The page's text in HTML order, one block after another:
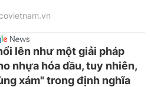
lên như một giải pháp
nhựa hóa dầu, tuy nhiên,
xám" trong định nghĩa